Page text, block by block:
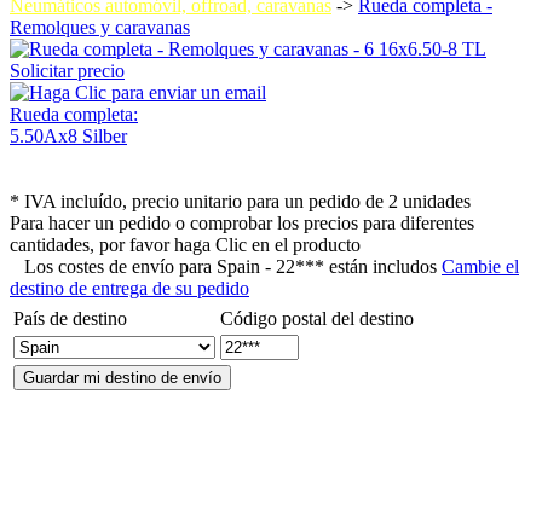
Neumáticos automóvil, offroad, caravanas -> Rueda completa -
Remolques y caravanas
Solicitar precio
Rueda completa:
5.50Ax8 Silber
* IVA incluído, precio unitario para un pedido de 2 unidades
Para hacer un pedido o comprobar los precios para diferentes
cantidades, por favor haga Clic en el producto
Los costes de envío para Spain - 22*** están includos Cambie el
destino de entrega de su pedido
País de destino
Código postal del destino